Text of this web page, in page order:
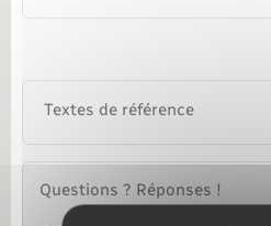
Textes de référence
Questions ? Réponses !